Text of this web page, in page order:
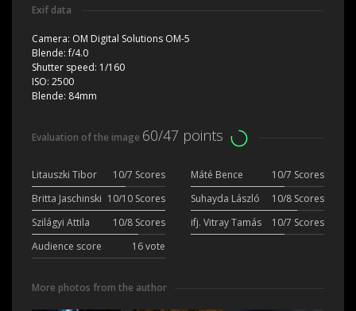
Exif data
Camera: OM Digital Solutions OM-5
Blende:f/4.0
Shutter speed: 1/160
ISO: 2500
Blende: 84mm
Evaluation of the image 60/47 points
Litauszki Tibor 10/7 Scores Máté Bence
10/7 Scores
Britta Jaschinski 10/10 Scores Suhayda László
10/8 Scores
Szilágyi Attila
10/8 Scores ifj. Vitray Tamás
10/7 Scores
Audience score
16 vote
More photos from the author